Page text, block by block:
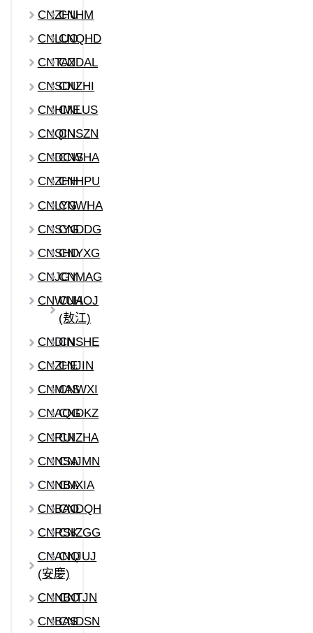
CNZHU
CNHM
CNLUOCNQHD
CNTAZCNDAL
CNSDU
CNZHI
CNHME
CNLUS
CNQINCNSZN
CNDCW
CNSHA
CNZHHCNHPU
CNLYGCNWHA
CNSYGCNDDG
CNSHDCNYXG
CNJGYCNMAG
CNWUH
CNAOJ
(敖江)
CNDINCNSHE
CNZHE
CNJIN
CNMAS
CNWXI
CNAQG
CNDKZ
CNRUICNZHA
CNNSACNJMN
CNNBA
CNXIA
CNBAOCNDQH
CNRSKCNZGG
CNANQ
(安慶)
CNJUJ
CNNBO
CNTJN
CNBASCNDSN